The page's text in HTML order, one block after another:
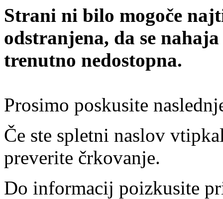
Strani ni bilo mogoče
odstranjena, da se
trenutno nedostopna.
Prosimo poskusite
Če ste spletni naslov
preverite črkovanje.
Do informacij poizkusite